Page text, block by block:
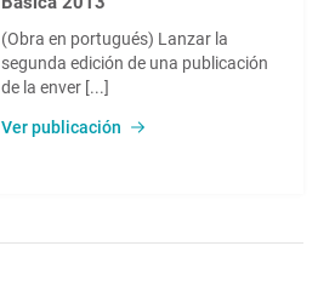
(Obra en portugués) Lanzar la
segunda edición de una publicación
de la enver [...]
Ver publicación